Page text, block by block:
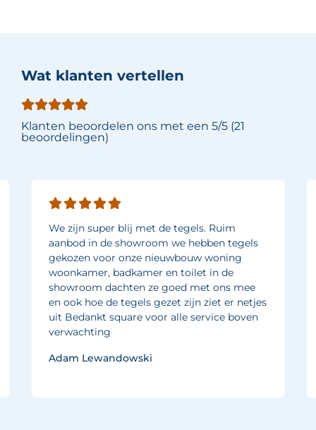
Wat klanten vertellen
Klanten beoordelen ons met een 5/5 (21
beoordelingen)
We zijn super blij met de tegels. Ruim
aanbod in de showroom we hebben tegels
gekozen voor onze nieuwbouw woning
woonkamer, badkamer en toilet in de
showroom dachten ze goed met ons mee
en ook hoe de tegels gezet zijn ziet er netjes
uit Bedankt square voor alle service boven
verwachting
Adam Lewandowski